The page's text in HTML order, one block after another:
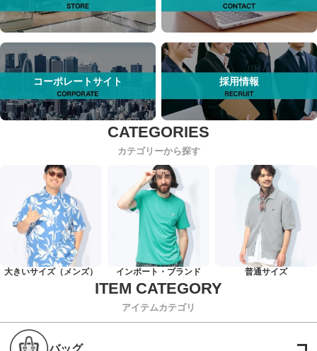
コーポレートサイト 採用情報
カテゴリーから探す
大きいサイズ（メンズ） インポート・ブランド 普通サイズ
アイテムカテゴリ
バッグ